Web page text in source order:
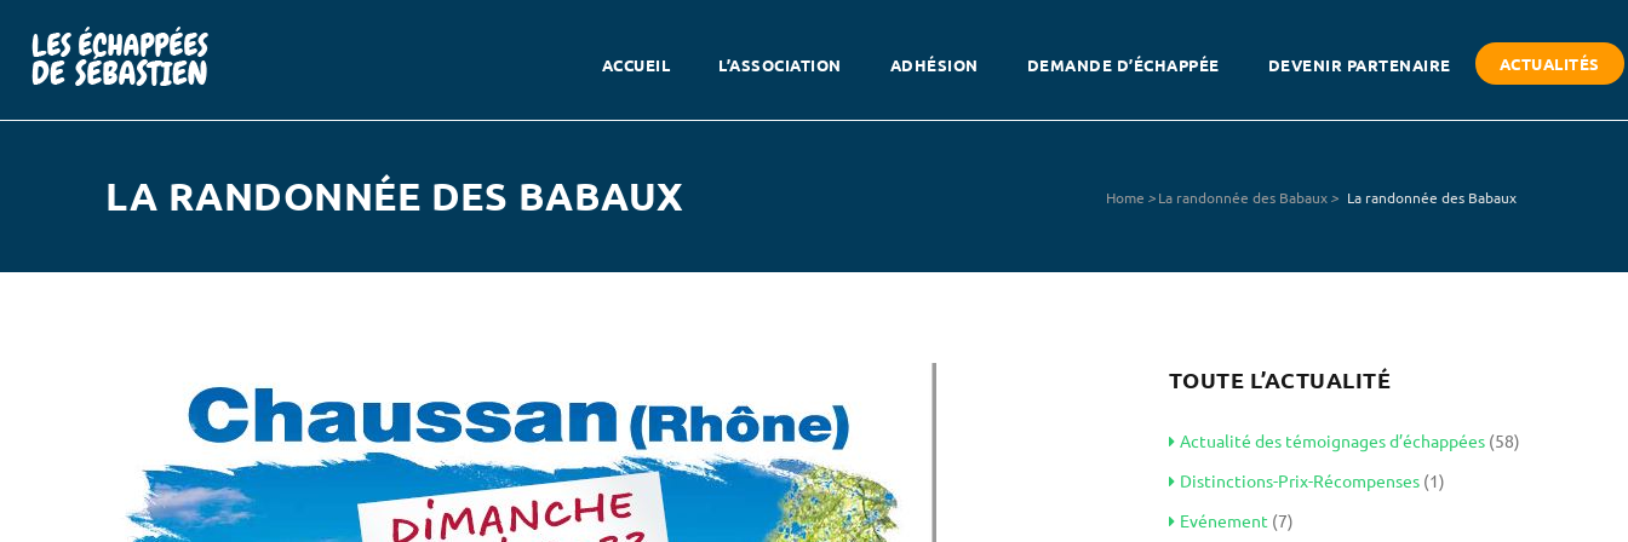
ACCUEIL L’ASSOCIATION ADHÉSION DEMANDE D’ÉCHAPPÉE DEVENIR PARTENAIRE ACTUALITÉS
LA RANDONNÉE DES BABAUX Home >La randonnée des Babaux> La randonnée des Babaux
TOUTE L’ACTUALITÉ
Actualité des témoignages d’échappées(58)
Distinctions-Prix-Récompenses(1)
Evénement (7)